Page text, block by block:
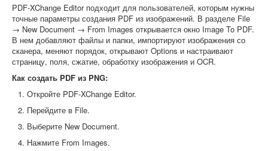
PDF-XChange Editor подходит для пользователей, которым нужны
точные параметры создания PDF из изображений. В разделе File
→ New Document → From Images открывается окно Image To PDF.
В нем добавляют файлы и папки, импортируют изображения со
сканера, меняют порядок, открывают Options и настраивают
страницу, поля, сжатие, обработку изображения и OCR.
Как создать PDF из PNG:
Откройте PDF-XChange Editor.
Перейдите в File.
Выберите New Document.
Нажмите From Images.